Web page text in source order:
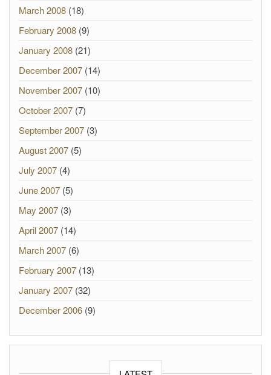
March 2008 (18)
February 2008 (9)
January 2008 (21)
December 2007 (14)
November 2007 (10)
October 2007 (7)
September 2007 (3)
August 2007 (5)
July 2007 (4)
June 2007 (5)
May 2007 (3)
April 2007 (14)
March 2007 (6)
February 2007 (13)
January 2007 (32)
December 2006 (9)